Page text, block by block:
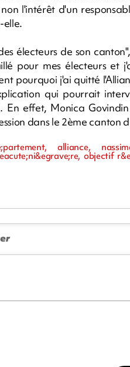
l'intérêt d'un
elle.
électeurs de son
pour mes électeurs et
pourquoi j'ai quitté
qui pourrait
En effet, Monica
dans le 2ème canton
alliance,
objectif